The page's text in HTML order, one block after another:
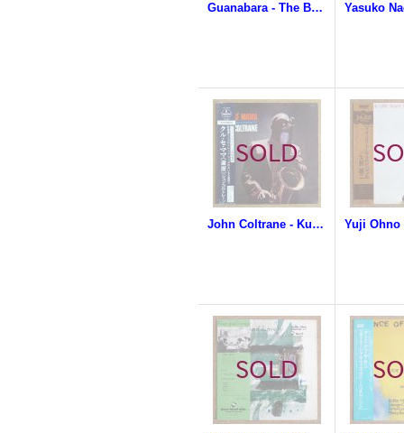
Guanabara - The Brazilian Beat Of Guanabara
John Coltrane - Kulu Se Mama